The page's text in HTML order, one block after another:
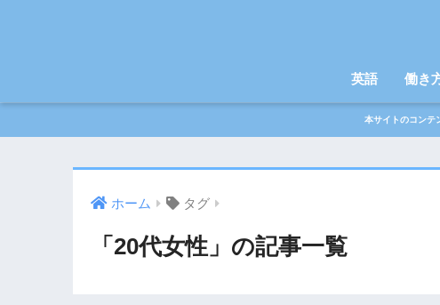
英語 働き
本サイトのコンテ
ホーム タグ
「20代女性」の記事一覧